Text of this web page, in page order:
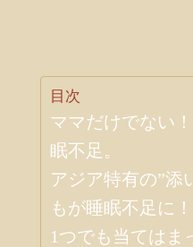
目次
ママだけでない
眠不足。
アジア特有の”添
もが睡眠不足に！
1つでも当てはま